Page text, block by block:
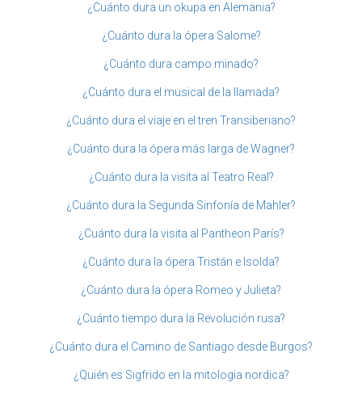
¿Cuánto dura un okupa en Alemania?
¿Cuánto dura la ópera Salome?
¿Cuánto dura campo minado?
¿Cuánto dura el musical de la llamada?
¿Cuánto dura el viaje en el tren Transiberiano?
¿Cuánto dura la ópera más larga de Wagner?
¿Cuánto dura la visita al Teatro Real?
¿Cuánto dura la Segunda Sinfonía de Mahler?
¿Cuánto dura la visita al Pantheon París?
¿Cuánto dura la ópera Tristán e Isolda?
¿Cuánto dura la ópera Romeo y Julieta?
¿Cuánto tiempo dura la Revolución rusa?
¿Cuánto dura el Camino de Santiago desde Burgos?
¿Quién es Sigfrido en la mitologia nordica?